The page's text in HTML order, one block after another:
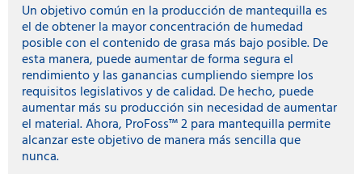
Un objetivo común en la producción de mantequilla es
el de obtener la mayor concentración de humedad
posible con el contenido de grasa más bajo posible. De
esta manera, puede aumentar de forma segura el
rendimiento y las ganancias cumpliendo siempre los
requisitos legislativos y de calidad. De hecho, puede
aumentar más su producción sin necesidad de aumentar
el material. Ahora, ProFoss™ 2 para mantequilla permite
alcanzar este objetivo de manera más sencilla que
nunca.